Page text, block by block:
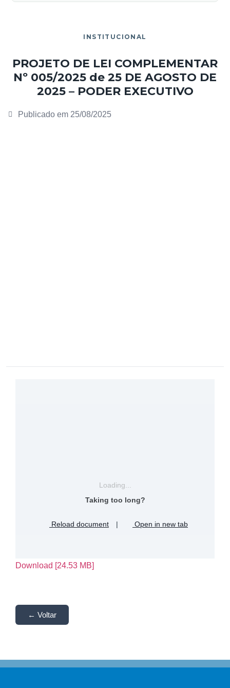
INSTITUCIONAL
PROJETO DE LEI COMPLEMENTAR
Nº 005/2025 de 25 DE AGOSTO DE
2025 – PODER EXECUTIVO
Publicado em 25/08/2025
Loading...
Taking too long?
Reload document | Open in new tab
Download [24.53 MB]
← Voltar